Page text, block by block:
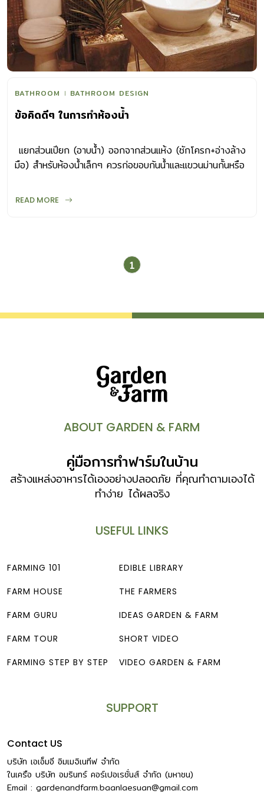
BATHROOM BATHROOM DESIGN
ข้อคิดดีๆ ในการทำห้องน้ำ
 แยกส่วนเปียก (อาบน้ำ) ออกจากส่วนแห้ง (ชักโครก+อ่างล้าง
มือ) สำหรับห้องน้ำเล็กๆ ควรก่อขอบกันน้ำและแขวนม่านกั้นหรือ
ทำความสะอาดได้ง่าย ที่สำคัญต้องไม่ลื่น ระดับพื้นต้องค่อยๆ
ใช้พลังงานไฟฟ้า ช่วยระบายกลิ่น ถ้าไม่มีช่องแสงควรติดตั้ง
พัดลมดูดอากาศ  ฝ้าเพดาน ควรเป็นวัสดุที่ไม่อมความชื้น 
ไม่ใช้ก็ไม่ควรติดตั้ง  ชักโครก เลือกแบบประหยัดน้ำ ขนาดพอ
ติดไว้ในบริเวณที่ไม่เปียกน้ำ  ควรวาล์วปิด-เปิดน้ำเผื่อไว้ใน
ห้องน้ำ หรือติดไว้ที่อุปกรณ์ใช้น้ำ เช่น ชักโครก หรือ่างล้างหน้า
READ MORE
1
ABOUT GARDEN & FARM
คู่มือการทำฟาร์มในบ้าน
สร้างแหล่งอาหารได้เองอย่างปลอดภัย ที่คุณทำตามเองได้
ทำง่าย ได้ผลจริง
USEFUL LINKS
FARMING 101
FARM HOUSE
FARM GURU
FARM TOUR
FARMING STEP BY STEP
EDIBLE LIBRARY
THE FARMERS
IDEAS GARDEN & FARM
SHORT VIDEO
VIDEO GARDEN & FARM
SUPPORT
Contact US
บริษัท เอเอ็มอี อิมเมจิเนทีฟ จำกัด
ในเครือ บริษัท อมรินทร์ คอร์เปอเรชั่นส์ จำกัด (มหาชน)
Email : gardenandfarm.baanlaesuan@gmail.com